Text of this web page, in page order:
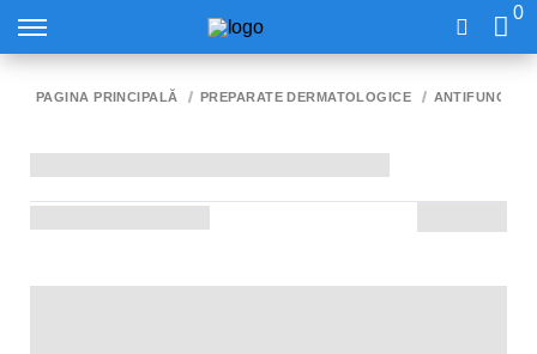
0
PAGINA PRINCIPALĂ PREPARATE DERMATOLOGICE ANTIFUNGICE